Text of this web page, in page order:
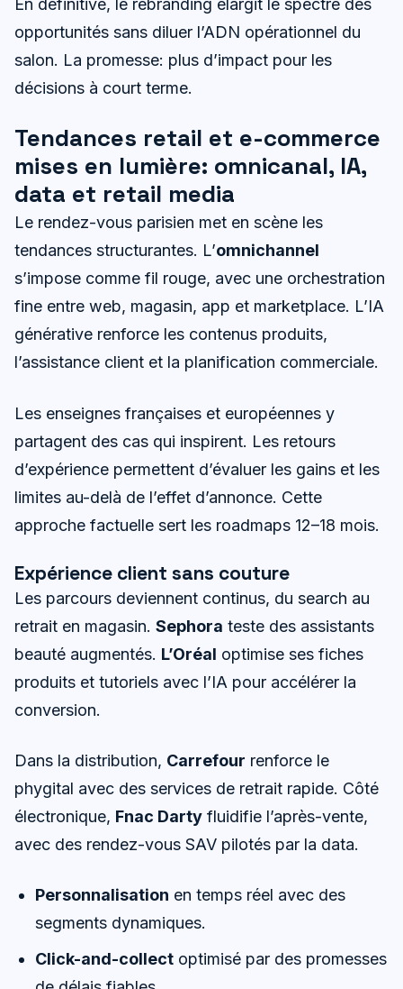
En définitive, le rebranding élargit le spectre des
opportunités sans diluer l’ADN opérationnel du
salon. La promesse: plus d’impact pour les
décisions à court terme.
Tendances retail et e-commerce
mises en lumière: omnicanal, IA,
data et retail media
Le rendez-vous parisien met en scène les
tendances structurantes. L’omnichannel
s’impose comme fil rouge, avec une orchestration
fine entre web, magasin, app et marketplace. L’IA
générative renforce les contenus produits,
l’assistance client et la planification commerciale.
Les enseignes françaises et européennes y
partagent des cas qui inspirent. Les retours
d’expérience permettent d’évaluer les gains et les
limites au-delà de l’effet d’annonce. Cette
approche factuelle sert les roadmaps 12–18 mois.
Expérience client sans couture
Les parcours deviennent continus, du search au
retrait en magasin. Sephora teste des assistants
beauté augmentés. L’Oréal optimise ses fiches
produits et tutoriels avec l’IA pour accélérer la
conversion.
Dans la distribution, Carrefour renforce le
phygital avec des services de retrait rapide. Côté
électronique, Fnac Darty fluidifie l’après-vente,
avec des rendez-vous SAV pilotés par la data.
Personnalisation en temps réel avec des
segments dynamiques.
Click-and-collect optimisé par des promesses